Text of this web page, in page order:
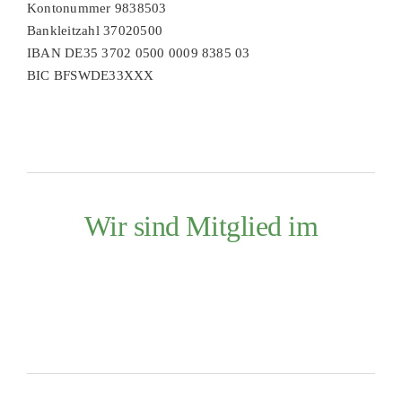
Kontonummer 9838503
Bankleitzahl 37020500
IBAN DE35 3702 0500 0009 8385 03
BIC BFSWDE33XXX
Wir sind Mitglied im